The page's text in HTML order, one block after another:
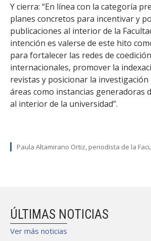
Y cierra: “En línea con la categoría
planes concretos para incentivar y
publicaciones al interior de la
intención es valerse de este hito
para fortalecer las redes de
internacionales, promover la
revistas y posicionar la
áreas como instancias generadoras
al interior de la universidad”.
Paula Altamirano Ortiz, periodista de la
ÚLTIMAS NOTICIAS
Ver más noticias